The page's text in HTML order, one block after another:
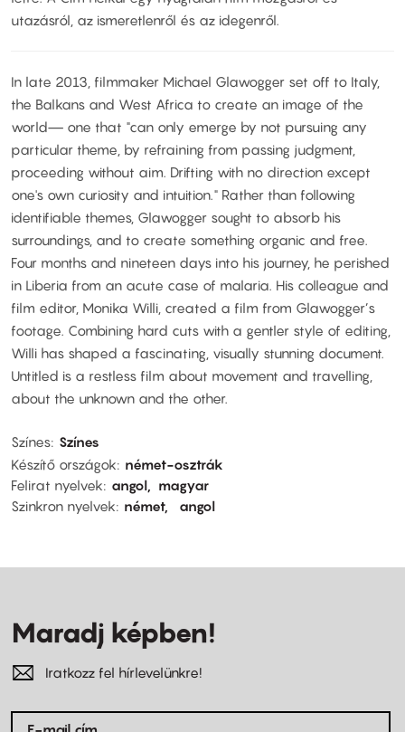
utazásról, az ismeretlenről és az idegenről.
In late 2013, filmmaker Michael Glawogger set off to Italy,
the Balkans and West Africa to create an image of the
world— one that "can only emerge by not pursuing any
particular theme, by refraining from passing judgment,
proceeding without aim. Drifting with no direction except
one's own curiosity and intuition." Rather than following
identifiable themes, Glawogger sought to absorb his
surroundings, and to create something organic and free.
Four months and nineteen days into his journey, he perished
in Liberia from an acute case of malaria. His colleague and
film editor, Monika Willi, created a film from Glawogger’s
footage. Combining hard cuts with a gentler style of editing,
Willi has shaped a fascinating, visually stunning document.
Untitled is a restless film about movement and travelling,
about the unknown and the other.
Színes Színes
Készítő országok
német-osztrák
Felirat nyelvek
angol
magyar
Szinkron nyelvek
német angol
Maradj képben!
Iratkozz fel hírlevelünkre!